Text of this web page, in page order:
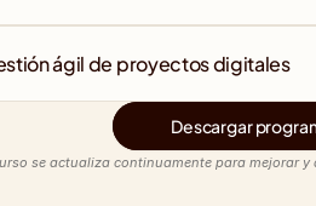
ágil de proyectos digitales
Descargar
se actualiza continuamente para mejorar